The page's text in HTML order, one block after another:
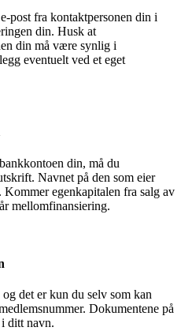
post fra kontaktpersonen din i
din. Husk at
din må være synlig i
eventuelt ved et eget
din, må du
Navnet på den som eier
egenkapitalen fra salg av
mellomfinansiering.
det er kun du selv som kan
Dokumentene på
ditt navn.